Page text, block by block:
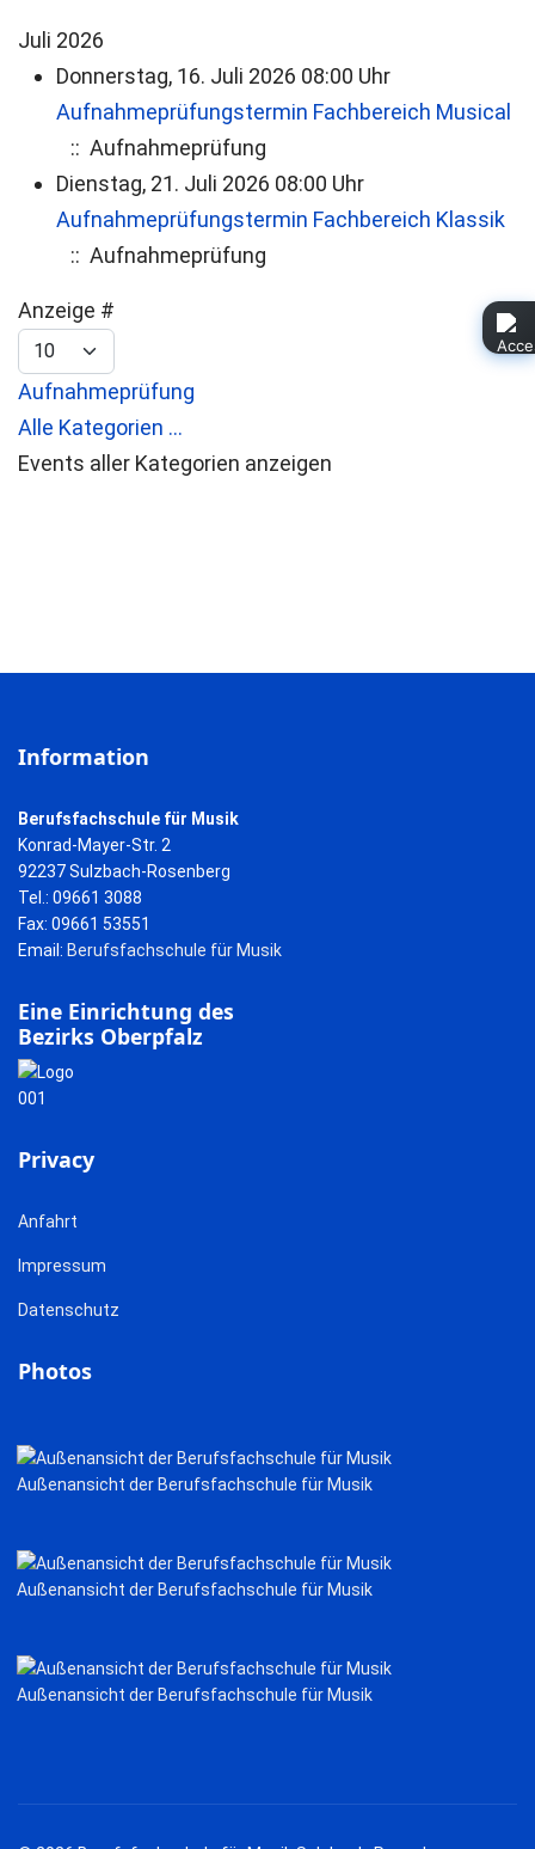
Juli 2026
Donnerstag, 16. Juli 2026 08:00 Uhr
Aufnahmeprüfungstermin Fachbereich Musical
:: Aufnahmeprüfung
Dienstag, 21. Juli 2026 08:00 Uhr
Aufnahmeprüfungstermin Fachbereich Klassik
:: Aufnahmeprüfung
Limite der Paginierungsliste
Anzeige #
Aufnahmeprüfung
Alle Kategorien ...
Events aller Kategorien anzeigen
Information
Berufsfachschule für Musik
Konrad-Mayer-Str. 2
92237 Sulzbach-Rosenberg
Tel.: 09661 3088
Fax: 09661 53551
Email: Berufsfachschule für Musik
Eine Einrichtung des
Bezirks Oberpfalz
Privacy
Anfahrt
Impressum
Datenschutz
Photos
Außenansicht der Berufsfachschule für Musik
Außenansicht der Berufsfachschule für Musik
Außenansicht der Berufsfachschule für Musik